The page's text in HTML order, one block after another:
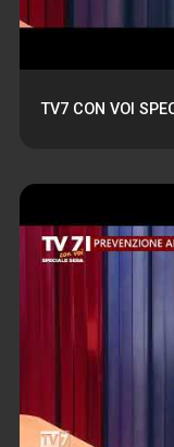
TV7 CON VOI